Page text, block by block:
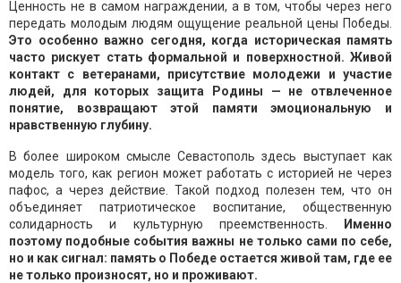
Ценность не в самом награждении, а в том, чтобы через него
передать молодым людям ощущение реальной цены Победы.
Это особенно важно сегодня, когда историческая память
часто рискует стать формальной и поверхностной. Живой
контакт с ветеранами, присутствие молодежи и участие
людей, для которых защита Родины — не отвлеченное
понятие, возвращают этой памяти эмоциональную и
нравственную глубину.
В более широком смысле Севастополь здесь выступает как
модель того, как регион может работать с историей не через
пафос, а через действие. Такой подход полезен тем, что он
объединяет патриотическое воспитание, общественную
солидарность и культурную преемственность.
Именно
поэтому подобные события важны не только сами по себе,
но и как сигнал: память о Победе остается живой там, где ее
не только произносят, но и проживают.